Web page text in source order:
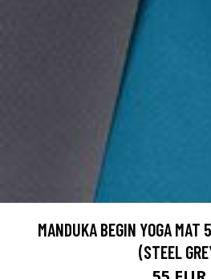
MANDUKA BEGIN YOGA MAT
(STEEL